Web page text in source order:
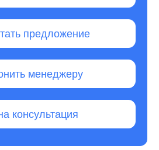
предложение
менеджеру
консультация